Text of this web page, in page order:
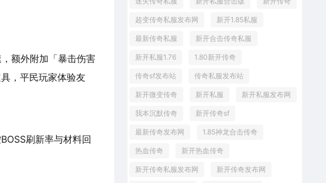
额外附加「暴击伤害
，平民玩家体验友
刷新率与材料回
超变传奇私服发布网 新开1.85私服
最新传奇私服 新开合击传奇私服
新开私服1.76 1.80新开传奇
传奇sf发布站 传奇私服发布站
新开微变传奇 新开私服 新开私服发布网
我本沉默传奇 新开传奇sf
最新传奇发布网 1.85神龙合击传奇
热血传奇 新开热血传奇
新开传奇私服发布网 新开传奇发布网